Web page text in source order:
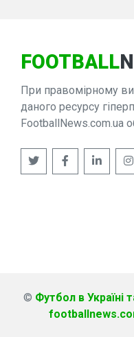
FOOTBALL
При правомірному
даного ресурсу
FootballNews.com.ua
© Футбол в Україні